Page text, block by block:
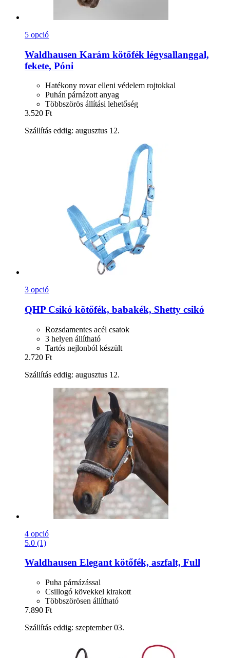
5 opció
Waldhausen Karám kötőfék légysallanggal,
fekete, Póni
Hatékony rovar elleni védelem rojtokkal
Puhán párnázott anyag
Többszörös állítási lehetőség
3.520 Ft
Szállítás eddig: augusztus 12.
3 opció
QHP Csikó kötőfék, babakék, Shetty csikó
Rozsdamentes acél csatok
3 helyen állítható
Tartós nejlonból készült
2.720 Ft
Szállítás eddig: augusztus 12.
4 opció
5.0 (1)
Waldhausen Elegant kötőfék, aszfalt, Full
Puha párnázással
Csillogó kövekkel kirakott
Többszörösen állítható
7.890 Ft
Szállítás eddig: szeptember 03.